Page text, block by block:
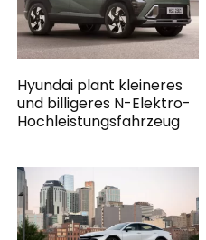
Hyundai plant kleineres
und billigeres N-Elektro-
Hochleistungsfahrzeug